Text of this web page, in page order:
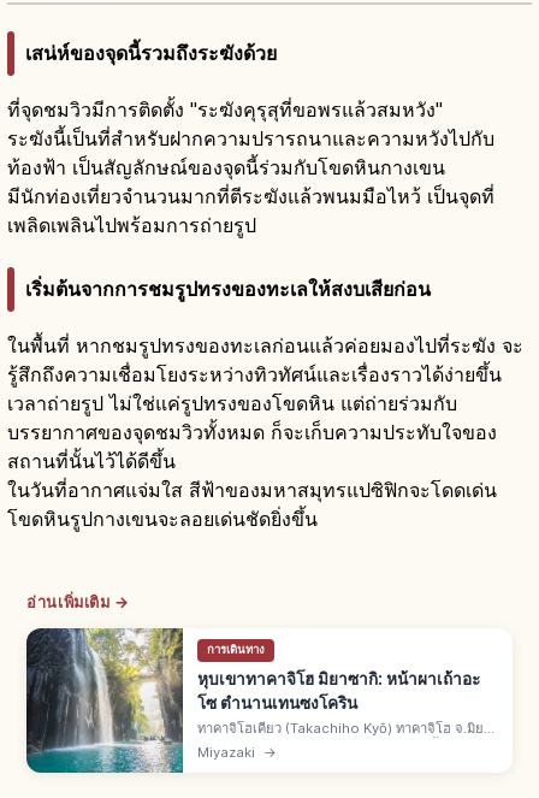
เสน่ห์ของจุดนี้รวมถึงระฆังด้วย
ที่จุดชมวิวมีการติดตั้ง "ระฆังคุรุสุที่ขอพรแล้วสมหวัง"
ระฆังนี้เป็นที่สำหรับฝากความปรารถนาและความหวังไปกับ
ท้องฟ้า เป็นสัญลักษณ์ของจุดนี้ร่วมกับโขดหินกางเขน
มีนักท่องเที่ยวจำนวนมากที่ตีระฆังแล้วพนมมือไหว้ เป็นจุดที่
เพลิดเพลินไปพร้อมการถ่ายรูป
เริ่มต้นจากการชมรูปทรงของทะเลให้สงบเสียก่อน
ในพื้นที่ หากชมรูปทรงของทะเลก่อนแล้วค่อยมองไปที่ระฆัง จะ
รู้สึกถึงความเชื่อมโยงระหว่างทิวทัศน์และเรื่องราวได้ง่ายขึ้น
เวลาถ่ายรูป ไม่ใช่แค่รูปทรงของโขดหิน แต่ถ่ายร่วมกับ
บรรยากาศของจุดชมวิวทั้งหมด ก็จะเก็บความประทับใจของ
สถานที่นั้นไว้ได้ดีขึ้น
ในวันที่อากาศแจ่มใส สีฟ้าของมหาสมุทรแปซิฟิกจะโดดเด่น
โขดหินรูปกางเขนจะลอยเด่นชัดยิ่งขึ้น
อ่านเพิ่มเติม →
การเดินทาง
หุบเขาทาคาจิโฮ มิยาซากิ: หน้าผาเถ้าอะ
โซ ตำนานเทนซงโคริน
ทาคาจิโฮเคียว (Takachiho Kyō) ทาคาจิโฮ จ.มิยา
ซากิ หุบเขาจากเถ้าภูเขาไฟอะโซและแม่น้ำโกคาเสะ
สถานที่งดงาม-อนุสรณ์ธรรมชาติแห่งชาติ ตำนาน
Miyazaki →